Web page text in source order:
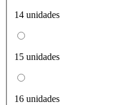
14 unidades
15 unidades
16 unidades